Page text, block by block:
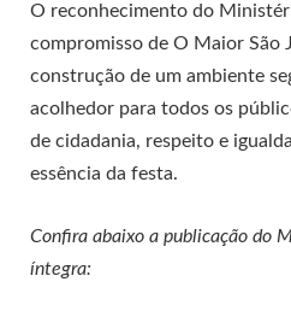
O reconhecimento do
compromisso de O Maior São
construção de um ambiente
acolhedor para todos os
de cidadania, respeito e
essência da festa.
Confira abaixo a publicação do
íntegra: